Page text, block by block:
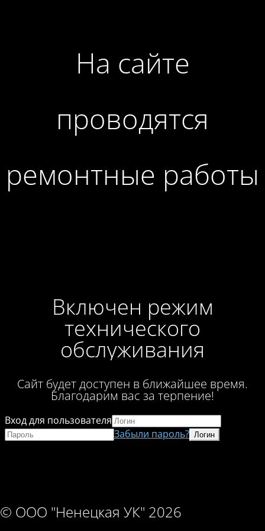
На сайте
проводятся
ремонтные работы
Включен режим
технического
обслуживания
Сайт будет доступен в ближайшее время.
Благодарим вас за терпение!
© ООО "Ненецкая УК" 2026
Вход для пользователя
Забыли пароль?